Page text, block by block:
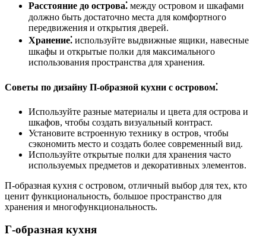
Расстояние до острова⁚ между островом и шкафами
должно быть достаточно места для комфортного
передвижения и открытия дверей.
Хранение⁚ используйте выдвижные ящики, навесные
шкафы и открытые полки для максимального
использования пространства для хранения.
Советы по дизайну П-образной кухни с островом⁚
Используйте разные материалы и цвета для острова и
шкафов, чтобы создать визуальный контраст.
Установите встроенную технику в остров, чтобы
сэкономить место и создать более современный вид.
Используйте открытые полки для хранения часто
используемых предметов и декоративных элементов.
П-образная кухня с островом, отличный выбор для тех, кто
ценит функциональность, большое пространство для
хранения и многофункциональность.
Г-образная кухня